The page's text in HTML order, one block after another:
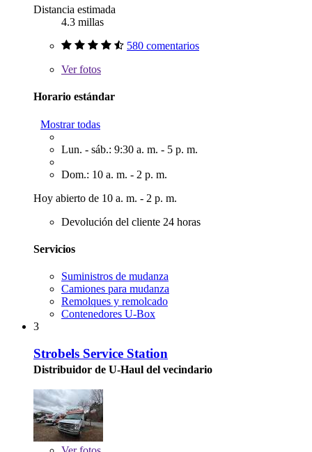
Distancia estimada
4.3 millas
580 comentarios
Verfotos
Horario estándar
Mostrar todas
Lun. - sáb.: 9:30 a. m. - 5 p. m.
Dom.: 10 a. m. - 2 p. m.
Hoy abierto de 10 a. m. - 2 p. m.
Devolución del cliente 24 horas
Servicios
Suministros de mudanza
Camiones para mudanza
Remolques y remolcado
Contenedores U-Box
3
Strobels Service Station
Distribuidor de U-Haul del vecindario